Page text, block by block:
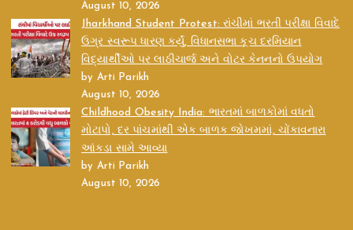
August 10, 2026
Jharkhand Student Protest: રાંચીમાં ભરતી પરીક્ષા વિવાદે
ઉગ્ર સ્વરૂપ ધારણ કર્યું, વિધાનસભા કૂચ દરમિયાન
વિદ્યાર્થીઓ પર લાઠીચાર્જ અને વોટર કેનનનો ઉપયોગ
by Arti Parikh
August 10, 2026
Childhood Obesity India: ભારતમાં બાળકોમાં વધતો
મોટાપો, દર પાંચમાંથી એક બાળક જોખમમાં, ચોંકાવનારા
આંકડા સામે આવ્યા
by Arti Parikh
August 10, 2026